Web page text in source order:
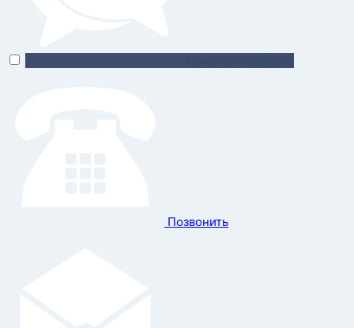
Позвонить